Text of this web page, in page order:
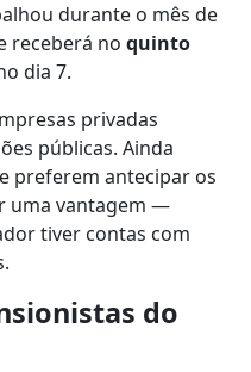
durante o mês de
receberá no quinto
dia 7.
privadas
públicas. Ainda
preferem antecipar os
uma vantagem —
tiver contas com
do